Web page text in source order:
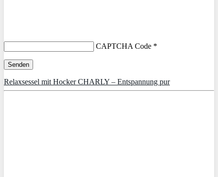
CAPTCHA Code *
Relaxsessel mit Hocker CHARLY – Entspannung pur